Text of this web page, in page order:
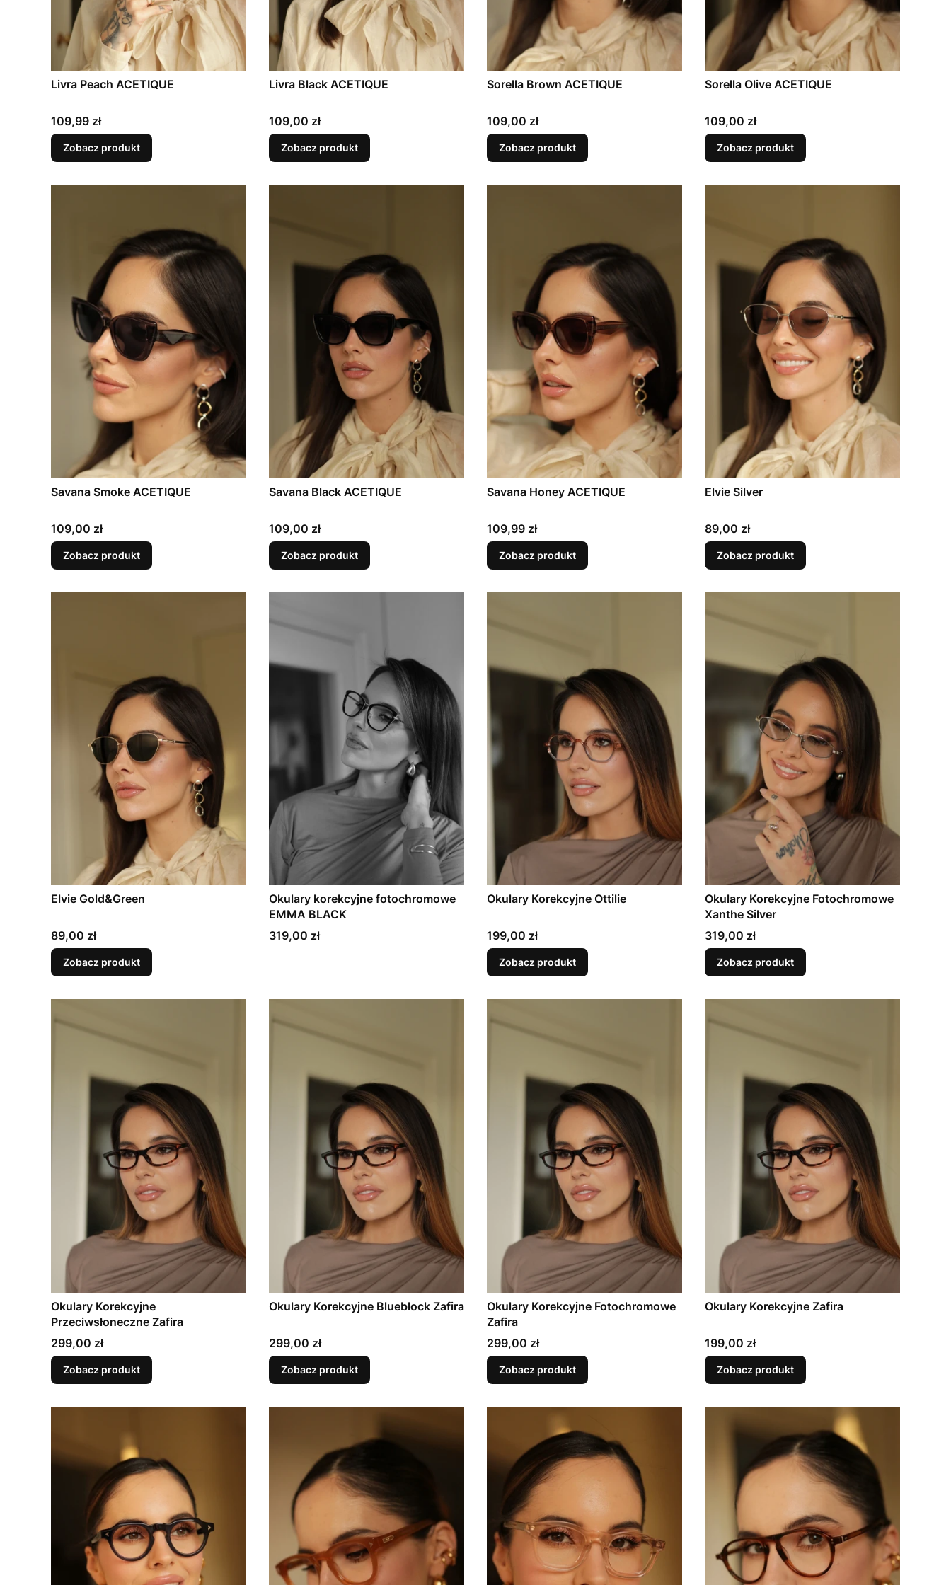
Livra Peach ACETIQUE
Cena
109,99 zł
Zobacz produkt
Livra Black ACETIQUE
Cena
109,00 zł
Zobacz produkt
Sorella Brown ACETIQUE
Cena
109,00 zł
Zobacz produkt
Sorella Olive ACETIQUE
Cena
109,00 zł
Zobacz produkt
Savana Smoke ACETIQUE
Cena
109,00 zł
Zobacz produkt
Savana Black ACETIQUE
Cena
109,00 zł
Zobacz produkt
Savana Honey ACETIQUE
Cena
109,99 zł
Zobacz produkt
Elvie Silver
Cena
89,00 zł
Zobacz produkt
Elvie Gold&Green
Cena
89,00 zł
Zobacz produkt
Okulary korekcyjne fotochromowe
EMMA BLACK
Cena
319,00 zł
Okulary Korekcyjne Ottilie
Cena
199,00 zł
Zobacz produkt
Okulary Korekcyjne Fotochromowe
Xanthe Silver
Cena
319,00 zł
Zobacz produkt
Okulary Korekcyjne
Przeciwsłoneczne Zafira
Cena
299,00 zł
Zobacz produkt
Okulary Korekcyjne Blueblock Zafira
Cena
299,00 zł
Zobacz produkt
Okulary Korekcyjne Fotochromowe
Zafira
Cena
299,00 zł
Zobacz produkt
Okulary Korekcyjne Zafira
Cena
199,00 zł
Zobacz produkt